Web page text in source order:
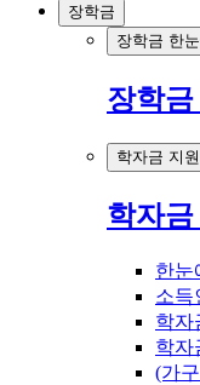
장학금
장학금 한
장학금
학자금 지
학자
한눈
소득
학자
학자
(가